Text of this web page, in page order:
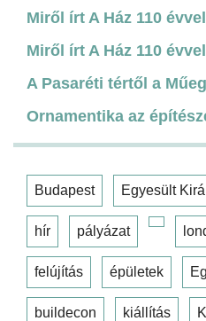
Miről írt A Ház 110
Miről írt A Ház 110
A Pasaréti tértől a
Ornamentika az
Budapest Egyesült
hír pályázat
felújítás épületek
buildecon kiállítás